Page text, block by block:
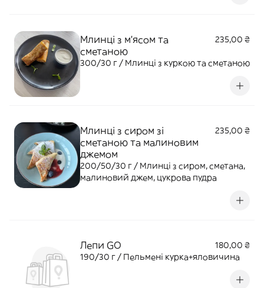
Млинці з м'ясом та
сметаною
235,00 ₴
300/30 г / Млинці з куркою та сметаною
Млинці з сиром зі
сметаною та малиновим
джемом
235,00 ₴
200/50/30 г / Млинці з сиром, сметана,
малиновий джем, цукрова пудра
Лепи GO
180,00 ₴
190/30 г / Пельмені курка+яловичина